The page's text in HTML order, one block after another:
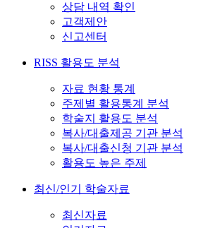
상담 내역 확인
고객제안
신고센터
RISS 활용도 분석
자료 현황 통계
주제별 활용통계 분석
학술지 활용도 분석
복사/대출제공 기관 분석
복사/대출신청 기관 분석
활용도 높은 주제
최신/인기 학술자료
최신자료